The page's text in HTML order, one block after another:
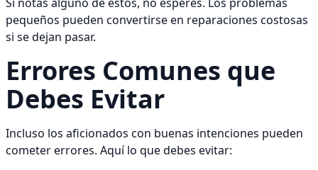
pequeños pueden convertirse en reparaciones costosas
si se dejan pasar.
Errores Comunes que
Debes Evitar
Incluso los aficionados con buenas intenciones pueden
cometer errores. Aquí lo que debes evitar: